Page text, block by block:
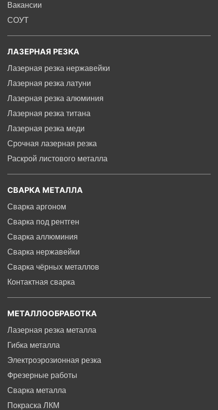
Вакансии
СОУТ
ЛАЗЕРНАЯ РЕЗКА
Лазерная резка нержавейки
Лазерная резка латуни
Лазерная резка алюминия
Лазерная резка титана
Лазерная резка меди
Срочная лазерная резка
Раскрой листового металла
СВАРКА МЕТАЛЛА
Сварка аргоном
Сварка под рентген
Сварка аллюминия
Сварка нержавейки
Сварка чёрных металлов
Контактная сварка
МЕТАЛЛООБРАБОТКА
Лазерная резка металла
Гибка металла
Электроэрозионная резка
Фрезерные работы
Сварка металла
Покраска ЛКМ